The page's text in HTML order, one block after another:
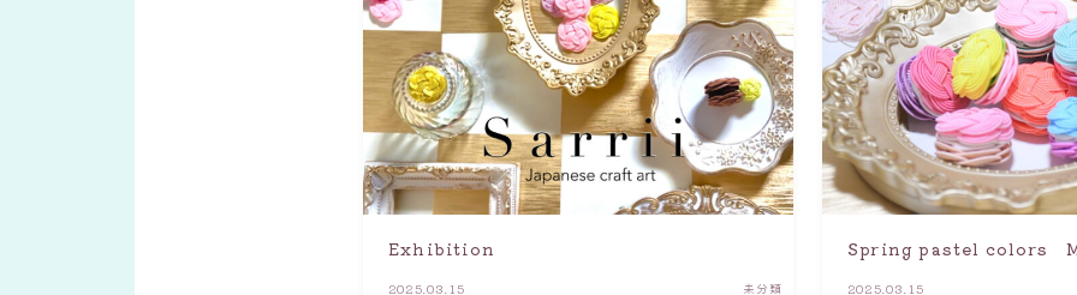
Exhibition
2025.03.15 未分類
Spring pastel colors
2025.03.15